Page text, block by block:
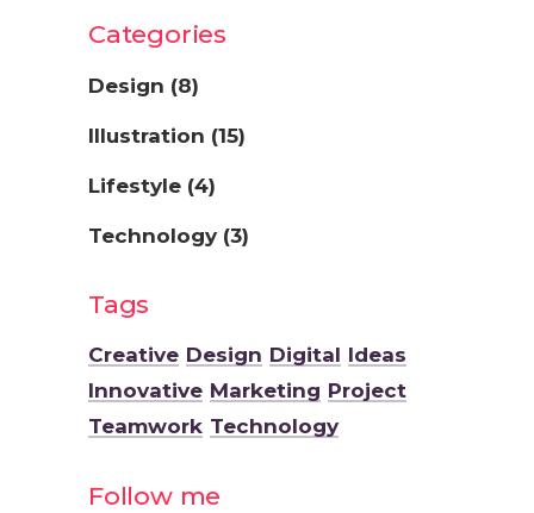
Categories
Design (8)
Illustration (15)
Lifestyle (4)
Technology (3)
Tags
Creative Design Digital Ideas
Innovative Marketing Project
Teamwork Technology
Follow me